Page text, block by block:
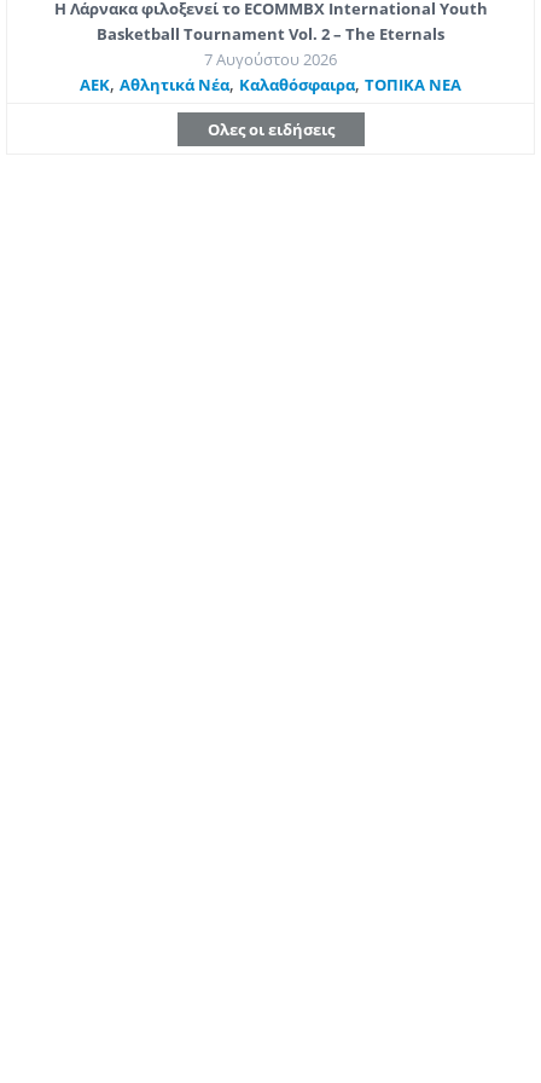
Η Λάρνακα φιλοξενεί το ECOMMBX International Youth
Basketball Tournament Vol. 2 – The Eternals
7 Αυγούστου 2026
ΑΕΚ, Αθλητικά Νέα, Καλαθόσφαιρα, ΤΟΠΙΚΑ ΝΕΑ
Ολες οι ειδήσεις